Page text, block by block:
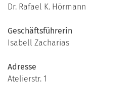
Dr. Rafael K. Hörmann
Geschäftsführerin
Isabell Zacharias
Adresse
Atelierstr. 1